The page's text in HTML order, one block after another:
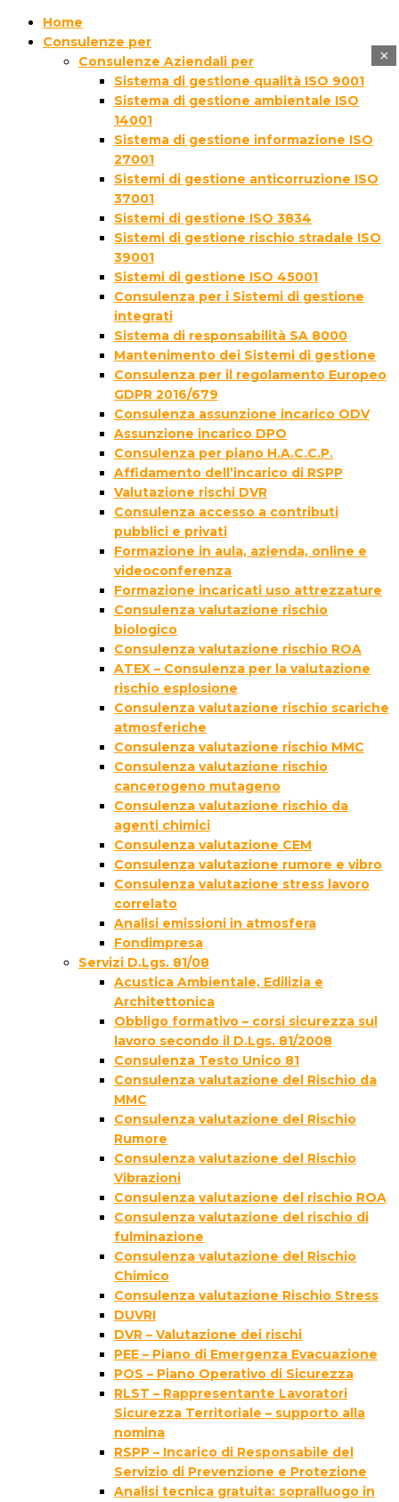
Home
Consulenze per
Consulenze Aziendali per
Sistema di gestione qualità ISO 9001
Sistema di gestione ambientale ISO
14001
Sistema di gestione informazione ISO
27001
Sistemi di gestione anticorruzione ISO
37001
Sistemi di gestione ISO 3834
Sistemi di gestione rischio stradale ISO
39001
Sistemi di gestione ISO 45001
Consulenza per i Sistemi di gestione
integrati
Sistema di responsabilità SA 8000
Mantenimento dei Sistemi di gestione
Consulenza per il regolamento Europeo
GDPR 2016/679
Consulenza assunzione incarico ODV
Assunzione incarico DPO
Consulenza per piano H.A.C.C.P.
Affidamento dell’incarico di RSPP
Valutazione rischi DVR
Consulenza accesso a contributi
pubblici e privati
Formazione in aula, azienda, online e
videoconferenza
Formazione incaricati uso attrezzature
Consulenza valutazione rischio
biologico
Consulenza valutazione rischio ROA
ATEX – Consulenza per la valutazione
rischio esplosione
Consulenza valutazione rischio scariche
atmosferiche
Consulenza valutazione rischio MMC
Consulenza valutazione rischio
cancerogeno mutageno
Consulenza valutazione rischio da
agenti chimici
Consulenza valutazione CEM
Consulenza valutazione rumore e vibro
Consulenza valutazione stress lavoro
correlato
Analisi emissioni in atmosfera
Fondimpresa
Servizi D.Lgs. 81/08
Acustica Ambientale, Edilizia e
Architettonica
Obbligo formativo – corsi sicurezza sul
lavoro secondo il D.Lgs. 81/2008
Consulenza Testo Unico 81
Consulenza valutazione del Rischio da
MMC
Consulenza valutazione del Rischio
Rumore
Consulenza valutazione del Rischio
Vibrazioni
Consulenza valutazione del rischio ROA
Consulenza valutazione del rischio di
fulminazione
Consulenza valutazione del Rischio
Chimico
Consulenza valutazione Rischio Stress
DUVRI
DVR – Valutazione dei rischi
PEE – Piano di Emergenza Evacuazione
POS – Piano Operativo di Sicurezza
RLST – Rappresentante Lavoratori
Sicurezza Territoriale – supporto alla
nomina
RSPP – Incarico di Responsabile del
Servizio di Prevenzione e Protezione
Analisi tecnica gratuita: sopralluogo in
×